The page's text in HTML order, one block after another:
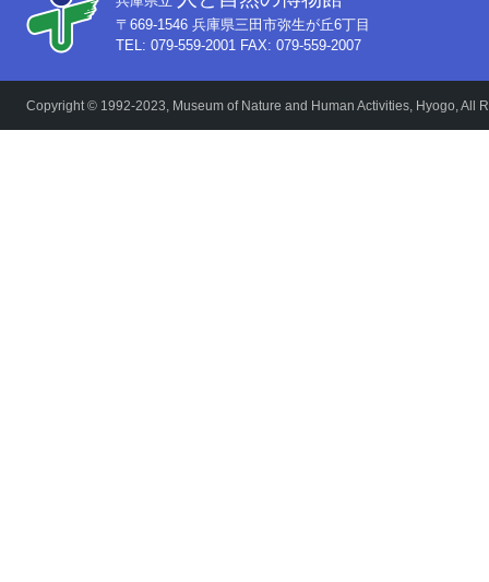
〒669-1546 兵庫県三田市弥生が丘6丁目
TEL: 079-559-2001 FAX: 079-559-2007
Copyright © 1992-2023, Museum of Nature and Human Activities, Hyogo, All